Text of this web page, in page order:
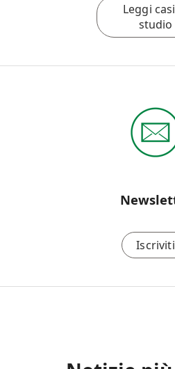
Leggi
studio
Iscriviti